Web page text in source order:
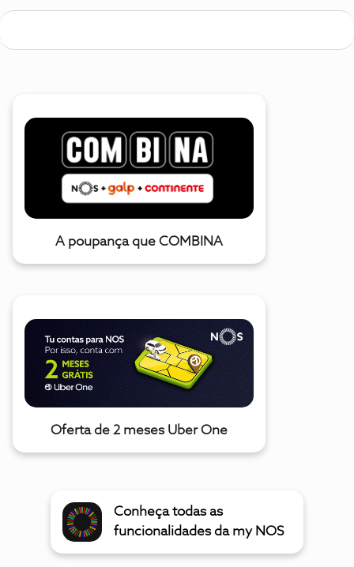
A poupança que COMBINA
Oferta de 2 meses Uber One
Conheça todas as
funcionalidades da my NOS